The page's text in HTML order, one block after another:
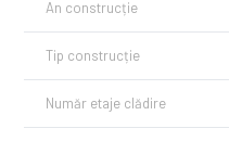
An construcție
Tip construcție
Număr etaje clădire